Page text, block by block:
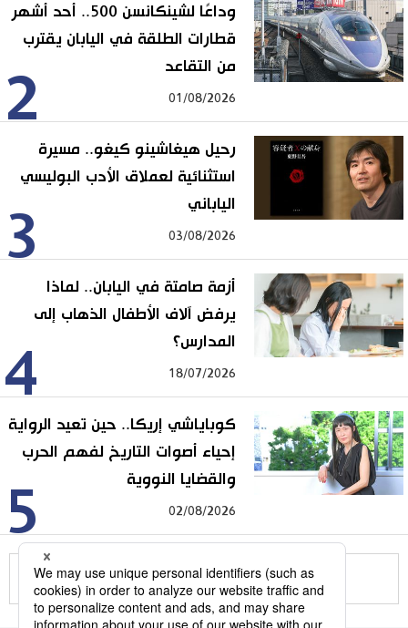
2
وداعًا لشينكانسن 500.. أحد أشهر
قطارات الطلقة في اليابان يقترب
من التقاعد
01/08/2026
3
رحيل هيغاشينو كيغو.. مسيرة
استثنائية لعملاق الأدب البوليسي
الياباني
03/08/2026
4
أزمة صامتة في اليابان.. لماذا
يرفض آلاف الأطفال الذهاب إلى
المدارس؟
18/07/2026
5
كوباياشي إريكا.. حين تعيد الرواية
إحياء أصوات التاريخ لفهم الحرب
والقضايا النووية
02/08/2026
للمزيد